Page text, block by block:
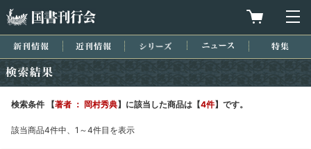
買物カゴを
新刊情報 近刊情報 シリーズ ニュース
検索条件 【著者 ： 岡村秀典】に該当した商品は【4件】です。
該当商品4件中、1～4件目を表示